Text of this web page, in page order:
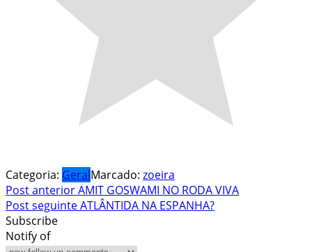
Categoria: GeralMarcado: zoeira
Navegação
de
Post
Post anteriorAMIT GOSWAMI NO RODA VIVA
Post seguinteATLÂNTIDA NA ESPANHA?
Subscribe
Notify of